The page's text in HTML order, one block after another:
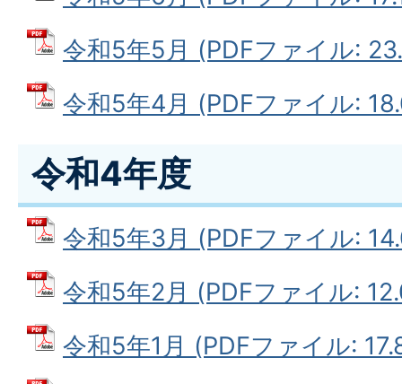
令和5年5月 (PDFファイル:
令和5年4月 (PDFファイル:
令和4年度
令和5年3月 (PDFファイル:
令和5年2月 (PDFファイル:
令和5年1月 (PDFファイル: